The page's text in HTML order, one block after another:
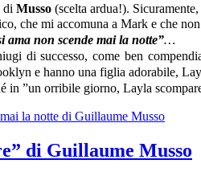
di Musso (scelta ardua!).
che mi accomuna a Mark e che
ama non scende mai la notte”…
di successo, come ben
e hanno una figlia adorabile,
in ”un orribile giorno, Layla
la notte di Guillaume Musso
di Guillaume Musso